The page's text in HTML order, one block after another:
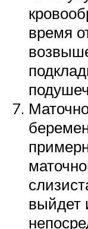
время
выйдет